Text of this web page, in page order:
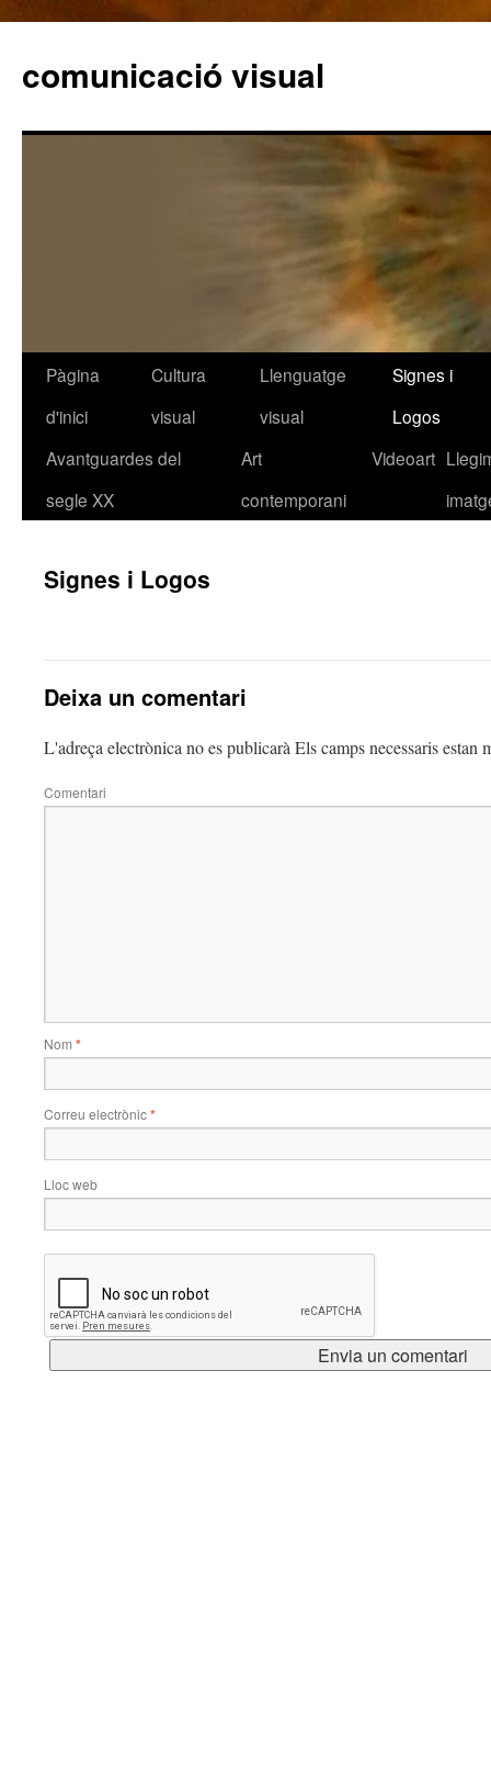
comunicació visual
Vés
contingut
Pàgina
d'inici
Cultura
visual
Llenguatge
visual
Signes i
Logos
Avantguardes del
segle XX
Art
contemporani
Videoart
Signes i Logos
Deixa un comentari
L'adreça electrònica no es publicarà Els camps necessaris estan
Comentari
Nom *
Correu electrònic*
Lloc web